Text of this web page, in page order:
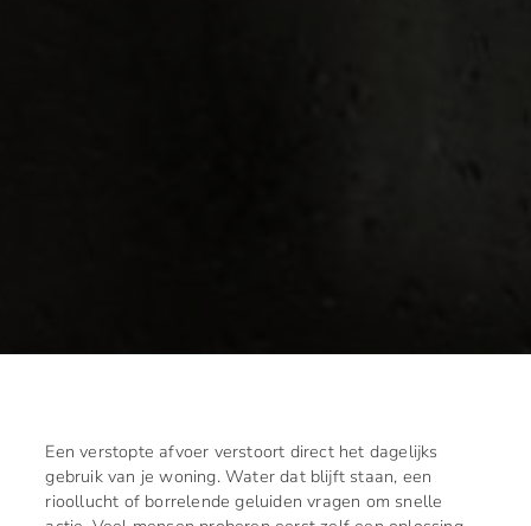
Een verstopte afvoer verstoort direct het dagelijks
gebruik van je woning. Water dat blijft staan, een
rioollucht of borrelende geluiden vragen om snelle